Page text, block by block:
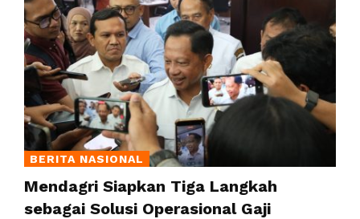
BERITA NASIONAL
Mendagri Siapkan Tiga Langkah
sebagai Solusi Operasional Gaji